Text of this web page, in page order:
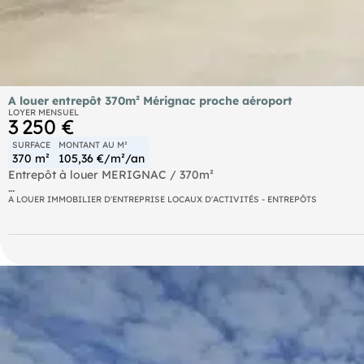
A louer entrepôt 370m² Mérignac proche aéroport
LOYER MENSUEL
3 250 €
SURFACE
370 m²
MONTANT AU M²
105,36 €/m²/an
Entrepôt à louer MERIGNAC / 370m²
Situé à proximité de l'aéroport de Mérignac, au sein du parc
A LOUER IMMOBILIER D'ENTREPRISE LOCAUX D'ACTIVITÉS - ENTREPÔTS